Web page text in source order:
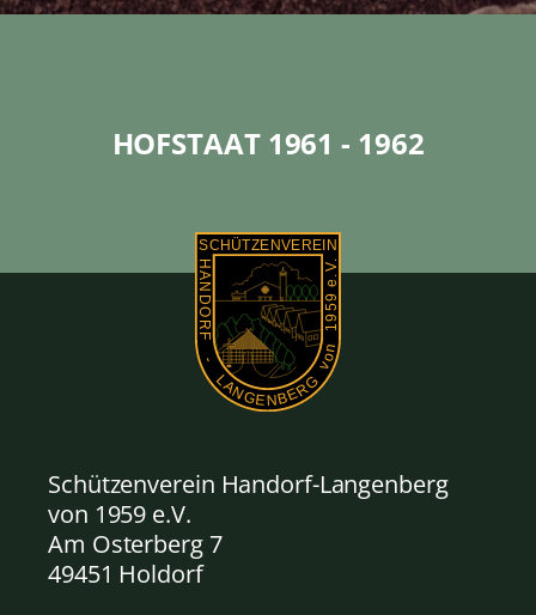
HOFSTAAT 1961 - 1962
Schützenverein Handorf-Langenberg
von 1959 e.V.
Am Osterberg 7
49451 Holdorf